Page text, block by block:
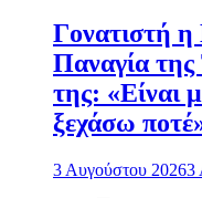
Γονατιστή
Παναγία
της: «Είναι
ξεχάσω
3 Αυγούστου 20263